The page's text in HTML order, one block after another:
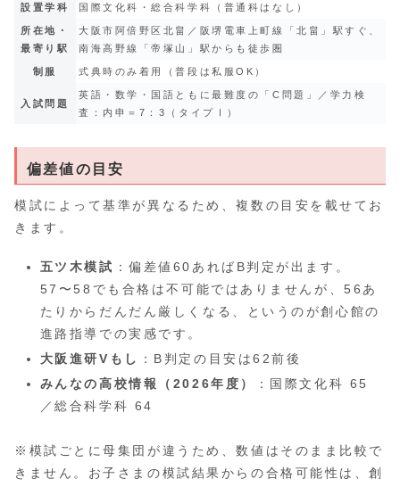
設置学科 国際文化科・総合科学科（普通科はなし）
所在地・
最寄り駅
大阪市阿倍野区北畠／阪堺電車上町線「北畠」駅すぐ、
南海高野線「帝塚山」駅からも徒歩圏
制服 式典時のみ着用（普段は私服OK）
入試問題
英語・数学・国語ともに最難度の「C問題」／学力検
査：内申＝7：3（タイプⅠ）
偏差値の目安
模試によって基準が異なるため、複数の目安を載せてお
きます。
五ツ木模試 ：偏差値60あればB判定が出ます。
57〜58でも合格は不可能ではありませんが、56あ
たりからだんだん厳しくなる、というのが創心館の
進路指導での実感です。
大阪進研Vもし
：B判定の目安は62前後
みんなの高校情報（2026年度）
：国際文化科 65
／総合科学科 64
※模試ごとに母集団が違うため、数値はそのまま比較で
きません。お子さまの模試結果からの合格可能性は、創